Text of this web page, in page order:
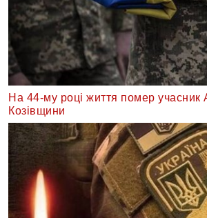
На 44-му році життя помер учасник
Козівщини